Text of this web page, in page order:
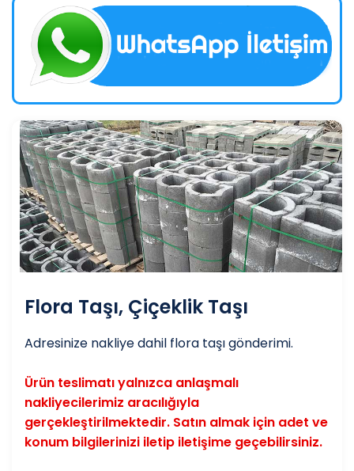
Flora Taşı, Çiçeklik Taşı
Adresinize nakliye dahil flora taşı gönderimi.
Ürün teslimatı yalnızca anlaşmalı
nakliyecilerimiz aracılığıyla
gerçekleştirilmektedir. Satın almak için adet ve
konum bilgilerinizi iletip iletişime geçebilirsiniz.